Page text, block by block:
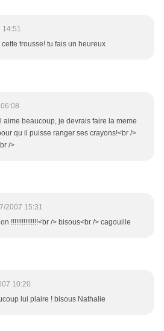
14:51
trousse! tu fais un heureux
aime beaucoup, je devrais faire la meme
qu il puisse ranger ses crayons!<br />
/>
2007 15:31
!!!!!!!!!!!!!!!<br /> bisous<br /> cagouille
10:20
lui plaire ! bisous Nathalie